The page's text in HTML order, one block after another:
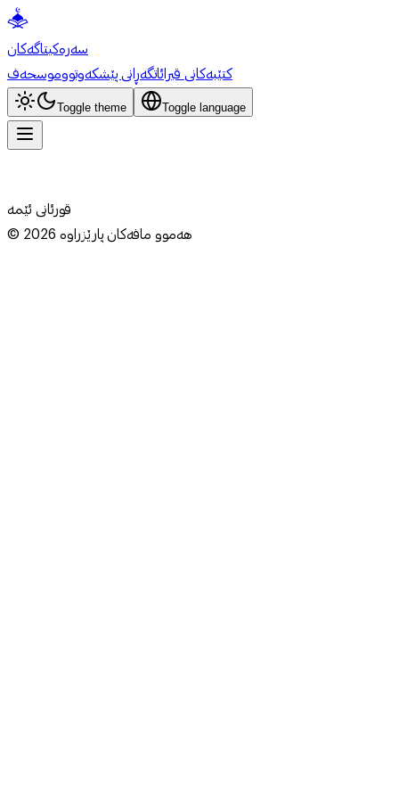
سەرەکیتاگەکان
کتێبەکانی قیرائاتگەڕانی پێشکەوتووموسحەف
Toggle theme Toggle language
قورئانی ئێمە
© 2026هەموو مافەکان پارێزراوە